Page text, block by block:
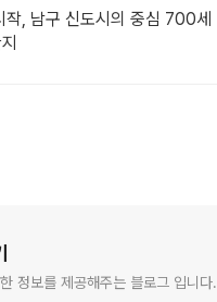
작, 남구 신도시의 중심 700세
정보를 제공해주는 블로그 입니다.